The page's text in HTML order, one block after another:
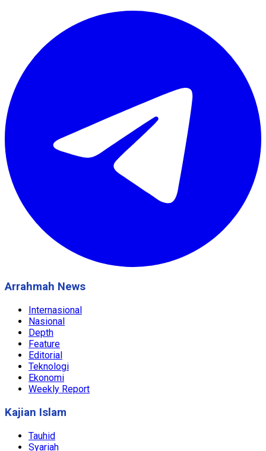
Arrahmah News
Internasional
Nasional
Depth
Feature
Editorial
Teknologi
Ekonomi
Weekly Report
Kajian Islam
Tauhid
Syariah